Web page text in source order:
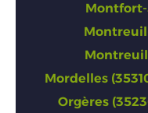
Montfort-
Mordelles
Orgères